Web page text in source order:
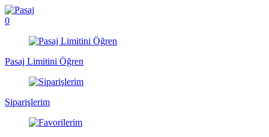
0
Pasaj Limitini Öğren
Siparişlerim